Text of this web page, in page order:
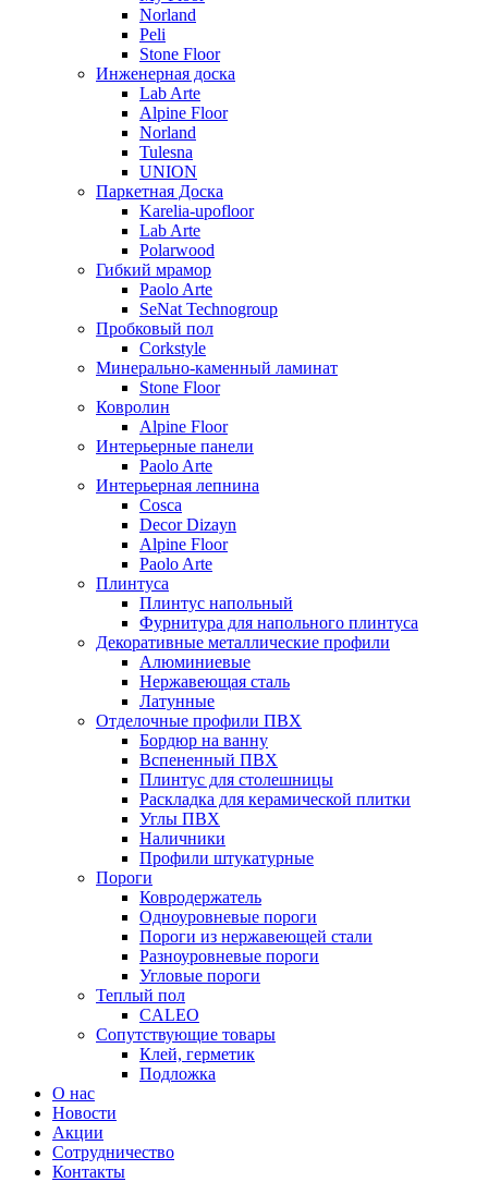
Norland
Peli
Stone Floor
Инженерная доска
Lab Arte
Alpine Floor
Norland
Tulesna
UNION
Паркетная Доска
Karelia-upofloor
Lab Arte
Polarwood
Гибкий мрамор
Paolo Arte
SeNat Technogroup
Пробковый пол
Corkstyle
Минерально-каменный ламинат
Stone Floor
Ковролин
Alpine Floor
Интерьерные панели
Paolo Arte
Интерьерная лепнина
Cosca
Decor Dizayn
Alpine Floor
Paolo Arte
Плинтуса
Плинтус напольный
Фурнитура для напольного плинтуса
Декоративные металлические профили
Алюминиевые
Нержавеющая сталь
Латунные
Отделочные профили ПВХ
Бордюр на ванну
Вспененный ПВХ
Плинтус для столешницы
Раскладка для керамической плитки
Углы ПВХ
Наличники
Профили штукатурные
Пороги
Ковродержатель
Одноуровневые пороги
Пороги из нержавеющей стали
Разноуровневые пороги
Угловые пороги
Теплый пол
CALEO
Сопутствующие товары
Клей, герметик
Подложка
О нас
Новости
Акции
Сотрудничество
Контакты